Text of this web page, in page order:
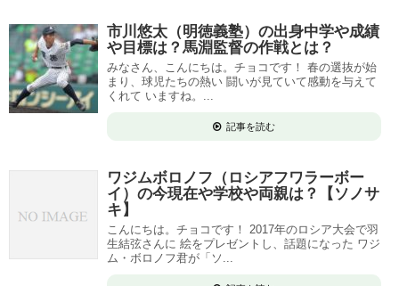
市川悠太（明徳義塾）の出身中学や成績
や目標は？馬淵監督の作戦とは？
みなさん、こんにちは。チョコです！ 春の選抜が始
まり、球児たちの熱い 闘いが見ていて感動を与えて
くれて いますね。...
記事を読む
ワジムボロノフ（ロシアフワラーボー
イ）の今現在や学校や両親は？【ソノサ
キ】
こんにちは。チョコです！ 2017年のロシア大会で羽
生結弦さんに 絵をプレゼントし、話題になった ワジ
ム・ボロノフ君が「ソ...